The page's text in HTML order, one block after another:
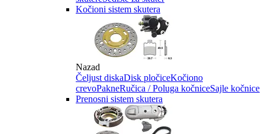
Kočioni sistem skutera
Nazad
Čeljust diskaDisk pločiceKočiono
crevoPakneRučica / Poluga kočniceSajle kočnice
Prenosni sistem skutera